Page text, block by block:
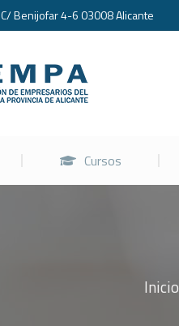
C/ Benijofar 4-6 03008 Alicante
Cursos
Inicio
Home